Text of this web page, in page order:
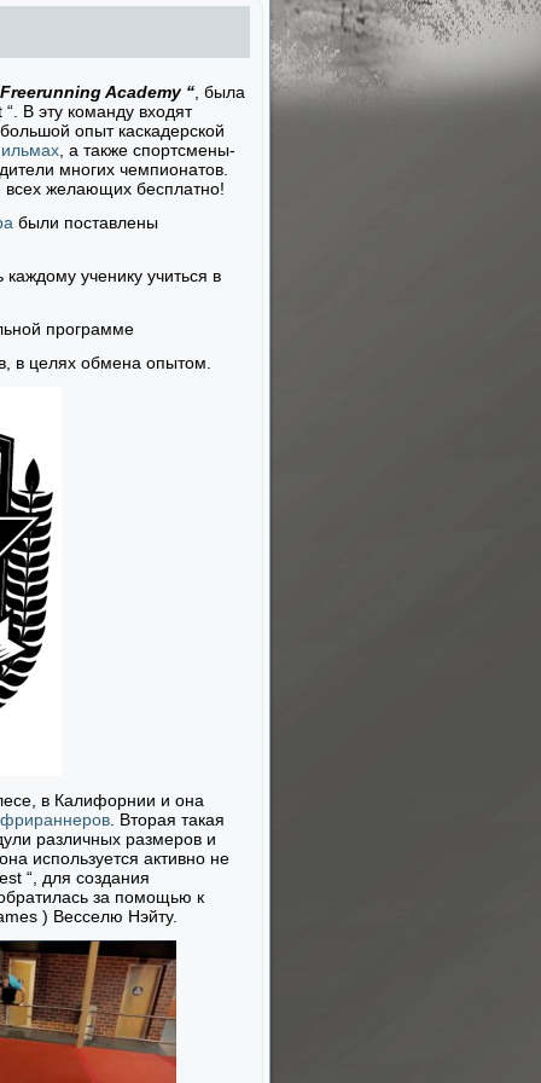
Academy “ , была
В эту команду входят
опыт каскадерской
, а также спортсмены-
многих чемпионатов.
желающих бесплатно!
были поставлены
ученику учиться в
программе
в целях обмена опытом.
в Калифорнии и она
фрираннеров . Вторая такая
различных размеров и
используется активно не
“, для создания
за помощью к
) Весселю Нэйту.